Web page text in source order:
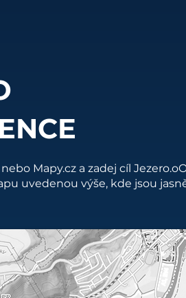
Mapy.cz a zadej cíl
uvedenou výše, kde jsou